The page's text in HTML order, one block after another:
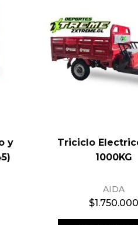
y
Triciclo
1000KG
AIDA
$1.750.000